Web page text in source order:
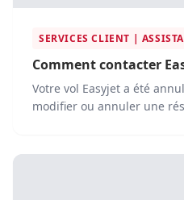
SERVICES CLIENT |
Comment contacter
Votre vol Easyjet a été
modifier ou annuler une